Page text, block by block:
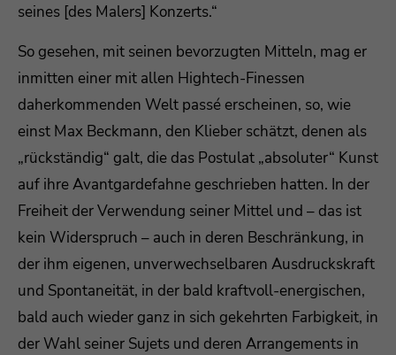
seines [des Malers] Konzerts.“
So gesehen, mit seinen bevorzugten Mitteln, mag er
inmitten einer mit allen Hightech-Finessen
daherkommenden Welt passé erscheinen, so, wie
einst Max Beckmann, den Klieber schätzt, denen als
„rückständig“ galt, die das Postulat „absoluter“ Kunst
auf ihre Avantgardefahne geschrieben hatten. In der
Freiheit der Verwendung seiner Mittel und – das ist
kein Widerspruch – auch in deren Beschränkung, in
der ihm eigenen, unverwechselbaren Ausdruckskraft
und Spontaneität, in der bald kraftvoll-energischen,
bald auch wieder ganz in sich gekehrten Farbigkeit, in
der Wahl seiner Sujets und deren Arrangements in